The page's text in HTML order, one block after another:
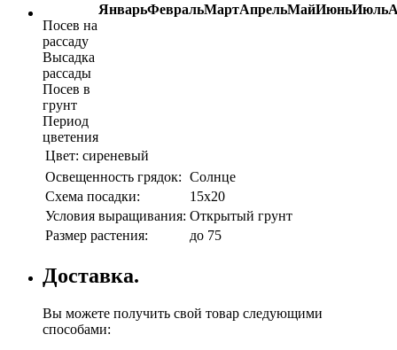
ЯнварьФевральМартАпрельМайИюньИюль
Посев на
рассаду
Высадка
рассады
Посев в
грунт
Период
цветения
Цвет: сиреневый
Освещенность грядок: Солнце
Схема посадки:
15х20
Условия выращивания: Открытый грунт
Размер растения:
до 75
Доставка.
Вы можете получить свой товар следующими
способами: